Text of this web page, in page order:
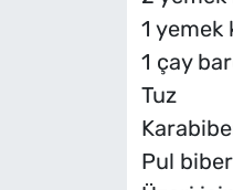
1 yemek
1 çay
Tuz
Pul biber